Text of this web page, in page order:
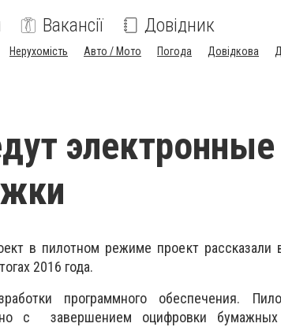
Вакансії Довідник
Нерухомість Авто / Мото Погода Довідкова
электронные
в пилотном режиме проект рассказали
2016 года.
программного обеспечения.
с завершением оцифровки бумажных